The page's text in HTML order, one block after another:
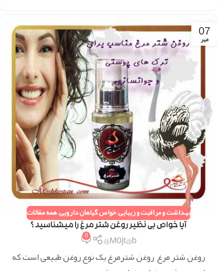
07
مهر
بهداشت و مراقبت و زیبایی,خواص گیاهان دارویی,همه مقالات
آیا خواص بی نظیر روغن شتر مرغ را میشناسید ؟
M0jt@b@
0
روغن شتر مرغ روغن شترمرغ یک نوع روغن طبیعی است که